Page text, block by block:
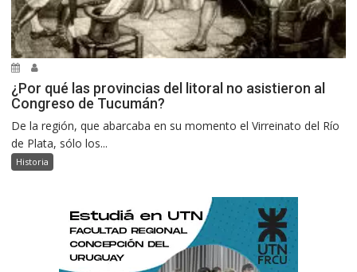
¿Por qué las provincias del litoral no asistieron al
Congreso de Tucumán?
De la región, que abarcaba en su momento el Virreinato del Río
de Plata, sólo los...
Historia